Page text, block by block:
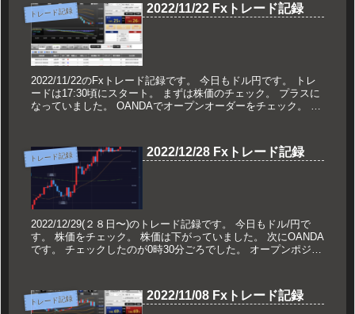
トレード記録 2022/11/22 Fxトレード記録
2022/11/22のFxトレード記録です。 今日もドル円です。 トレ
ードは17:30頃にスタート。 まずは株価のチェック。 プラスに
なっていました。 OANDAでオープンオーダーをチェック。 17
トレード記録 2022/12/28 Fxトレード記録
2022/12/29(２８日〜)のトレード記録です。 今日もドル/円で
す。 株価をチェック。 株価は下がっていました。 次にOANDA
です。 チェックしたのが0時30分ごろでした。 オープンポジシ
トレード記録 2022/11/08 Fxトレード記録